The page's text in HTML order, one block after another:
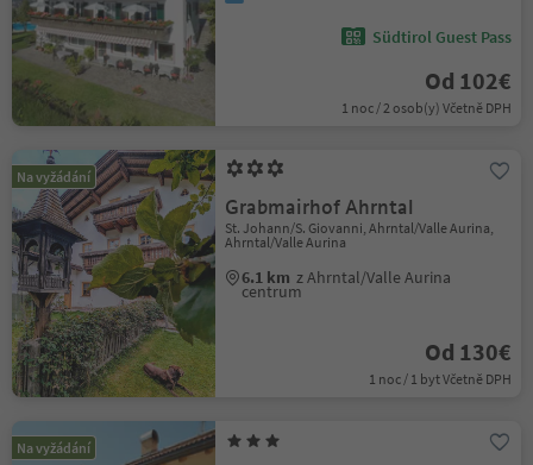
Südtirol Guest Pass
Od 102€
1 noc / 2 osob(y) Včetně DPH
Na vyžádání
Grabmairhof Ahrntal
St. Johann/S. Giovanni, Ahrntal/Valle Aurina,
Ahrntal/Valle Aurina
6.1 km z Ahrntal/Valle Aurina
centrum
Od 130€
1 noc / 1 byt Včetně DPH
Na vyžádání